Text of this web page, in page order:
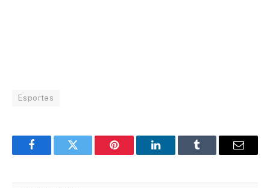
Esportes
FacebookTwitter Pinterest LinkedInTumblr Email